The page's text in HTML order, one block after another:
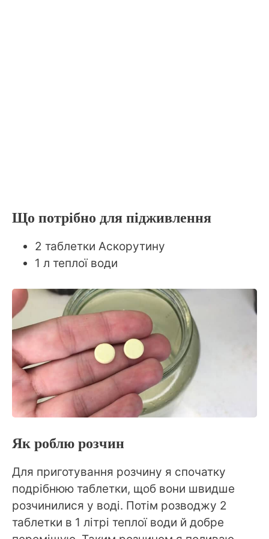
Що потрібно для підживлення
2 таблетки Аскорутину
1 л теплої води
Як роблю розчин
Для приготування розчину я спочатку
подрібнюю таблетки, щоб вони швидше
розчинилися у воді. Потім розводжу 2
таблетки в 1 літрі теплої води й добре